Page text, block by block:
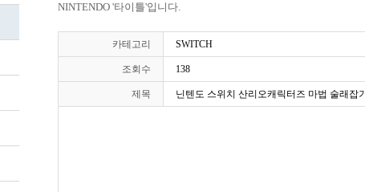
NINTENDO '타이틀'입니다.
카테고리 SWITCH
조회수 138
제목 닌텐도 스위치 산리오캐릭터즈 마법 술래잡기